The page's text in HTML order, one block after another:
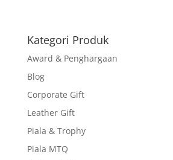
Kategori Produk
Award & Penghargaan
Blog
Corporate Gift
Leather Gift
Piala & Trophy
Piala MTQ